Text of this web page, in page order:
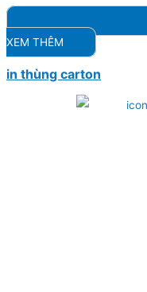
XEM THÊM
in thùng carton